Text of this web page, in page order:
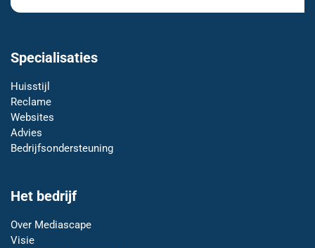
Specialisaties
Huisstijl
Reclame
Websites
Advies
Bedrijfsondersteuning
Het bedrijf
Over Mediascape
Visie